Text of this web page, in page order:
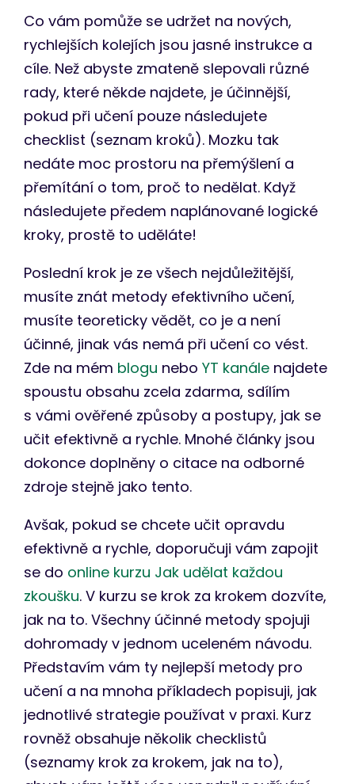
Co vám pomůže se udržet na nových,
rychlejších kolejích jsou jasné instrukce a
cíle. Než abyste zmateně slepovali různé
rady, které někde najdete, je účinnější,
pokud při učení pouze následujete
checklist (seznam kroků). Mozku tak
nedáte moc prostoru na přemýšlení a
přemítání o tom, proč to nedělat. Když
následujete předem naplánované logické
kroky, prostě to uděláte!
Poslední krok je ze všech nejdůležitější,
musíte znát metody efektivního učení,
musíte teoreticky vědět, co je a není
účinné, jinak vás nemá při učení co vést.
Zde na mém blogu neboYT kanále najdete
spoustu obsahu zcela zdarma, sdílím
s vámi ověřené způsoby a postupy, jak se
učit efektivně a rychle. Mnohé články jsou
dokonce doplněny o citace na odborné
zdroje stejně jako tento.
Avšak, pokud se chcete učit opravdu
efektivně a rychle, doporučuji vám zapojit
se do online kurzu Jak udělat každou
zkoušku. V kurzu se krok za krokem dozvíte,
jak na to. Všechny účinné metody spojuji
dohromady v jednom uceleném návodu.
Představím vám ty nejlepší metody pro
učení a na mnoha příkladech popisuji, jak
jednotlivé strategie používat v praxi. Kurz
rovněž obsahuje několik checklistů
(seznamy krok za krokem, jak na to),